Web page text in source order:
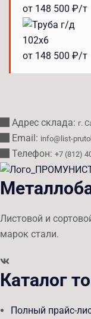
от 148 500 ₽/т
102x6
от 148 500 ₽/т
Адрес склада: г.
Email: info@list-
Телефон: +7 (812)
Листовой и
марок стали.
Каталог
Полный прайс-